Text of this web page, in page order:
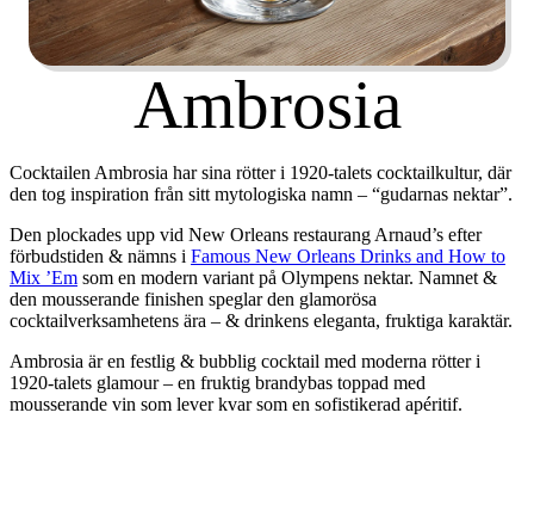
Ambrosia
Cocktailen Ambrosia har sina rötter i 1920-talets cocktailkultur, där
den tog inspiration från sitt mytologiska namn – “gudarnas nektar”.
Den plockades upp vid New Orleans restaurang Arnaud’s efter
förbudstiden & nämns i Famous New Orleans Drinks and How to
Mix ’Em som en modern variant på Olympens nektar. Namnet &
den mousserande finishen speglar den glamorösa
cocktailverksamhetens ära – & drinkens eleganta, fruktiga karaktär.
Ambrosia är en festlig & bubblig cocktail med moderna rötter i
1920-talets glamour – en fruktig brandybas toppad med
mousserande vin som lever kvar som en sofistikerad apéritif.